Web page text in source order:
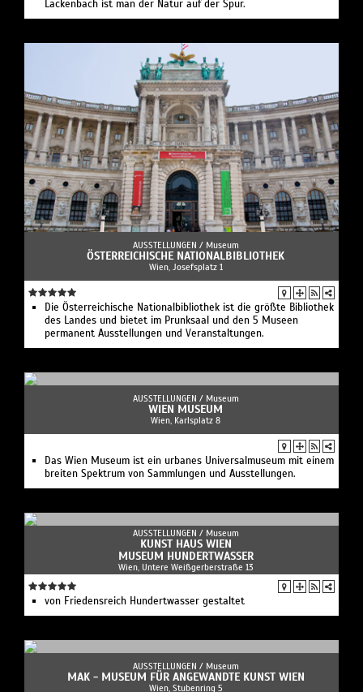
Lackenbach ist man der Natur auf der Spur.
AUSSTELLUNGEN / Museum
ÖSTERREICHISCHE NATIONALBIBLIOTHEK
Wien, Josefsplatz 1
Die Österreichische Nationalbibliothek ist die größte Bibliothek
des Landes und bietet im Prunksaal und den 5 Museen
permanent Ausstellungen und Veranstaltungen.
AUSSTELLUNGEN / Museum
WIEN MUSEUM
Wien, Karlsplatz 8
Das Wien Museum ist ein urbanes Universalmuseum mit einem
breiten Spektrum von Sammlungen und Ausstellungen.
AUSSTELLUNGEN / Museum
KUNST HAUS WIEN
MUSEUM HUNDERTWASSER
Wien, Untere Weißgerberstraße 13
von Friedensreich Hundertwasser gestaltet
AUSSTELLUNGEN / Museum
MAK - MUSEUM FÜR ANGEWANDTE KUNST WIEN
Wien, Stubenring 5